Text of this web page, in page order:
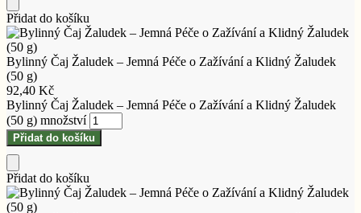
Přidat do košíku
Bylinný Čaj Žaludek – Jemná Péče o Zažívání a Klidný Žaludek
(50 g)
92,40 Kč
Bylinný Čaj Žaludek – Jemná Péče o Zažívání a Klidný Žaludek
(50 g) množství
Přidat do košíku
Přidat do košíku